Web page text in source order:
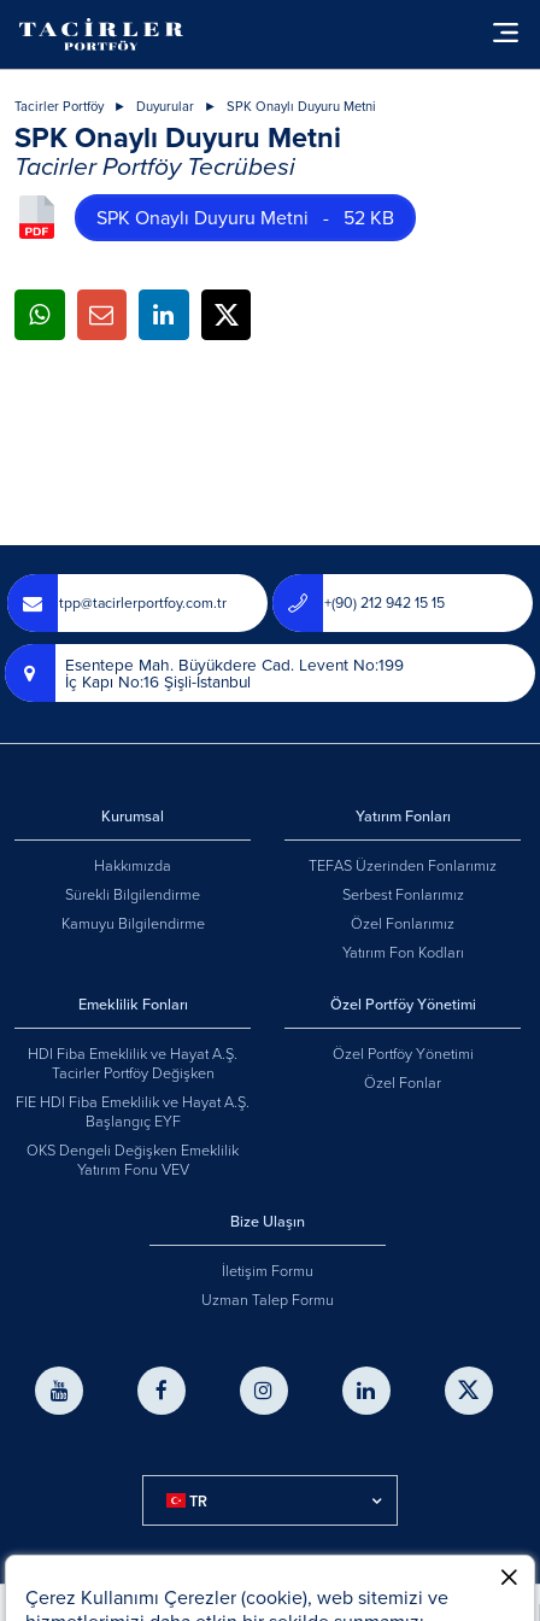
Tacirler Portföy Duyurular SPK Onaylı Duyuru Metni
SPK Onaylı Duyuru Metni
Tacirler Portföy Tecrübesi
SPK Onaylı Duyuru Metni - 52 KB
tpp@tacirlerportfoy.com.tr +(90) 212 942 15 15
Esentepe Mah. Büyükdere Cad. Levent No:199
İç Kapı No:16 Şişli-İstanbul
Kurumsal
Hakkımızda
Sürekli Bilgilendirme
Kamuyu Bilgilendirme
Yatırım Fonları
TEFAS Üzerinden Fonlarımız
Serbest Fonlarımız
Özel Fonlarımız
Yatırım Fon Kodları
Emeklilik Fonları
HDI Fiba Emeklilik ve Hayat A.Ş.
Tacirler Portföy Değişken
FIE HDI Fiba Emeklilik ve Hayat A.Ş.
Başlangıç EYF
OKS Dengeli Değişken Emeklilik
Yatırım Fonu VEV
Özel Portföy Yönetimi
Özel Portföy Yönetimi
Özel Fonlar
Bize Ulaşın
İletişim Formu
Uzman Talep Formu
TR
Çerez Kullanımı Çerezler (cookie), web sitemizi ve